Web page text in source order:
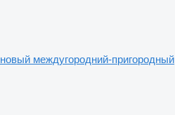
новый междугородний-пригородный